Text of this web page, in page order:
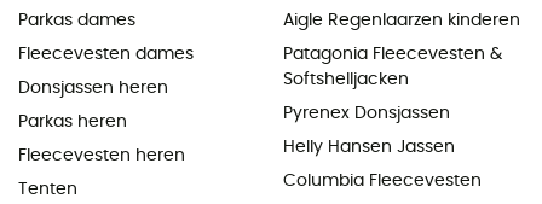
Parkas dames
Fleecevesten dames
Donsjassen heren
Parkas heren
Fleecevesten heren
Tenten
Aigle Regenlaarzen kinderen
Patagonia Fleecevesten &
Softshelljacken
Pyrenex Donsjassen
Helly Hansen Jassen
Columbia Fleecevesten